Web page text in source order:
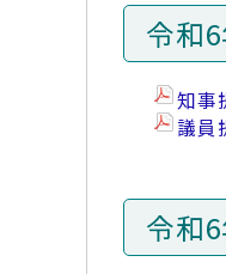
令和
知事
議員
令和